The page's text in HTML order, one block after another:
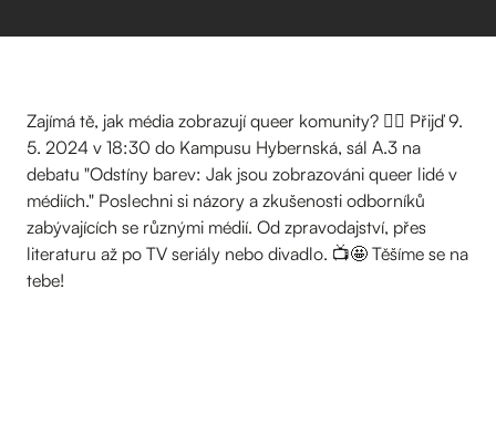
Zajímá tě, jak média zobrazují queer komunity? 🏳️‍🌈 Přijď 9.
5. 2024 v 18:30 do Kampusu Hybernská, sál A.3 na
debatu "Odstíny barev: Jak jsou zobrazováni queer lidé v
médiích." Poslechni si názory a zkušenosti odborníků
zabývajících se různými médií. Od zpravodajství, přes
literaturu až po TV seriály nebo divadlo. 📺🤩 Těšíme se na
tebe!